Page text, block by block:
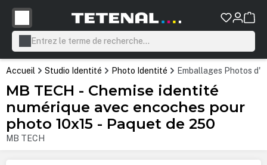
principal
Accueil Studio Identité Photo Identité Emballages Photos
MB TECH - Chemise identité
numérique avec encoches pour
photo 10x15 - Paquet de 250
MB TECH